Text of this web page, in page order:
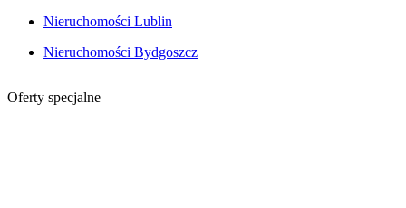
Nieruchomości Lublin
Nieruchomości Bydgoszcz
Oferty specjalne